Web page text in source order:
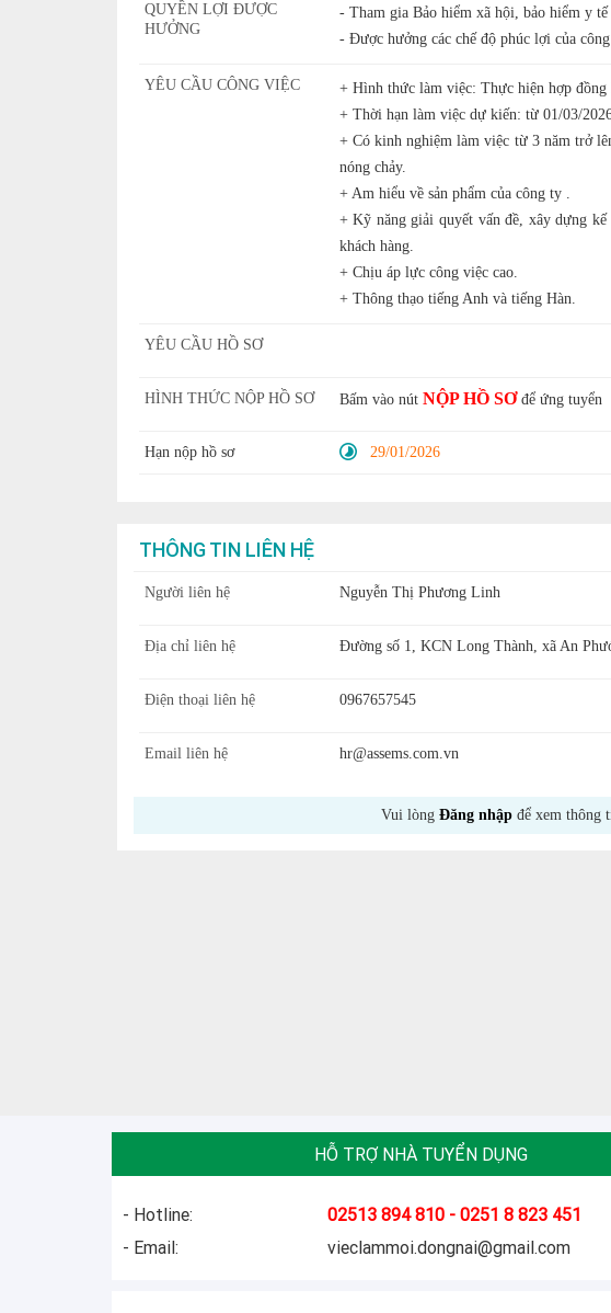
QUYỀN LỢI ĐƯỢC
HƯỞNG
- Tham gia Bảo hiểm xã hội, bảo hiểm y
- Được hưởng các chế độ phúc lợi của
YÊU CẦU CÔNG VIỆC
+ Hình thức làm việc: Thực hiện hợp đồng
+ Thời hạn làm việc dự kiến: từ 01/03/
+ Có kinh nghiệm làm việc từ 3 năm trở
nóng chảy.
+ Am hiểu về sản phẩm của công ty .
+ Kỹ năng giải quyết vấn đề, xây dựng
khách hàng.
+ Chịu áp lực công việc cao.
+ Thông thạo tiếng Anh và tiếng Hàn.
YÊU CẦU HỒ SƠ
HÌNH THỨC NỘP HỒ SƠ Bấm vào nút NỘP HỒ SƠđể ứng tuyển
Hạn nộp hồ sơ 29/01/2026
THÔNG TIN LIÊN HỆ
Người liên hệ Nguyễn Thị Phương Linh
Địa chỉ liên hệ Đường số 1, KCN Long Thành, xã An
Điện thoại liên hệ 0967657545
Email liên hệ hr@assems.com.vn
Vui lòng Đăng nhập để xem thông
HỖ TRỢ NHÀ TUYỂN DỤNG
- Hotline:
02513 894 810 - 0251 8 823 451
- Email:
vieclammoi.dongnai@gmail.com